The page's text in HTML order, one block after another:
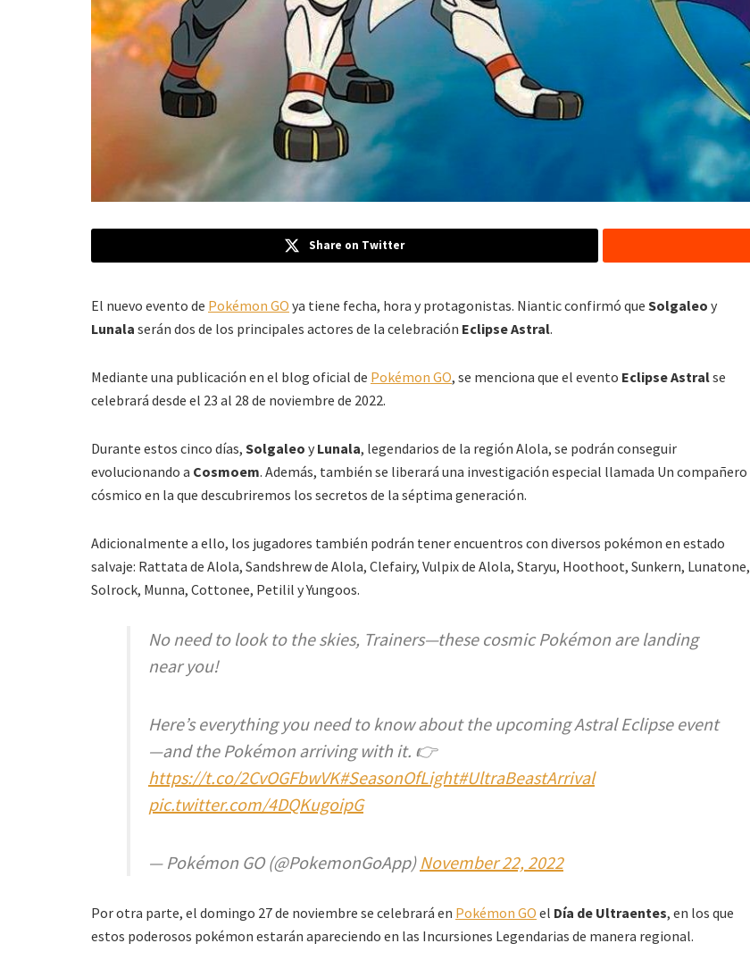
Share on Twitter
El nuevo evento de Pokémon GO ya tiene fecha, hora y protagonistas. Niantic confirmó que Solgaleo y
Lunala serán dos de los principales actores de la celebración Eclipse Astral.
Mediante una publicación en el blog oficial de Pokémon GO, se menciona que el evento Eclipse Astralse
celebrará desde el 23 al 28 de noviembre de 2022.
Durante estos cinco días, Solgaleo y Lunala, legendarios de la región Alola, se podrán conseguir
evolucionando a Cosmoem. Además, también se liberará una investigación especial llamada Un compañero
cósmico en la que descubriremos los secretos de la séptima generación.
Adicionalmente a ello, los jugadores también podrán tener encuentros con diversos pokémon en estado
salvaje: Rattata de Alola, Sandshrew de Alola, Clefairy, Vulpix de Alola, Staryu, Hoothoot, Sunkern, Lunatone,
Solrock, Munna, Cottonee, Petilil y Yungoos.
No need to look to the skies, Trainers—these cosmic Pokémon are landing
near you!
Here’s everything you need to know about the upcoming Astral Eclipse event
—and the Pokémon arriving with it. 👉
https://t.co/2CvOGFbwVK#SeasonOfLight#UltraBeastArrival
pic.twitter.com/4DQKugoipG
— Pokémon GO (@PokemonGoApp) November 22, 2022
Por otra parte, el domingo 27 de noviembre se celebrará en Pokémon GO el Día de Ultraentes, en los que
estos poderosos pokémon estarán apareciendo en las Incursiones Legendarias de manera regional.